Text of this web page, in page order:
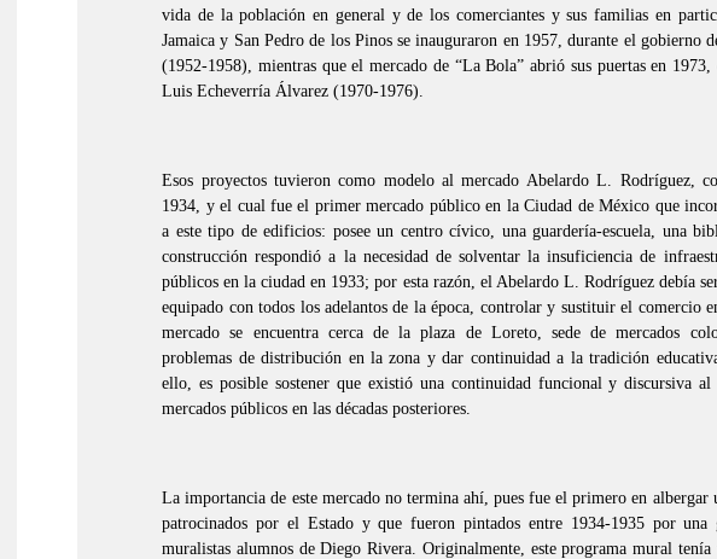
vida de la población en general y de los comerciantes y sus familias en
Jamaica y San Pedro de los Pinos se inauguraron en 1957, durante el gobierno
(1952-1958), mientras que el mercado de “La Bola” abrió sus puertas en
Luis Echeverría Álvarez (1970-1976).
Esos proyectos tuvieron como modelo al mercado Abelardo L. Rodríguez,
1934, y el cual fue el primer mercado público en la Ciudad de México que
a este tipo de edificios: posee un centro cívico, una guardería-escuela, una
construcción respondió a la necesidad de solventar la insuficiencia de
públicos en la ciudad en 1933; por esta razón, el Abelardo L. Rodríguez debía
equipado con todos los adelantos de la época, controlar y sustituir el comercio
mercado se encuentra cerca de la plaza de Loreto, sede de mercados
problemas de distribución en la zona y dar continuidad a la tradición
ello, es posible sostener que existió una continuidad funcional y discursiva
mercados públicos en las décadas posteriores.
La importancia de este mercado no termina ahí, pues fue el primero en albergar
patrocinados por el Estado y que fueron pintados entre 1934-1935 por una
muralistas alumnos de Diego Rivera. Originalmente, este programa mural